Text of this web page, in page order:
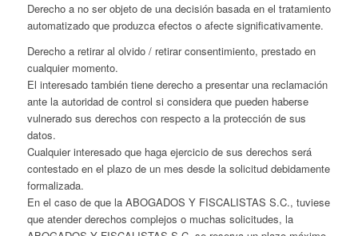
Derecho a no ser objeto de una decisión basada en el tratamiento
automatizado que produzca efectos o afecte significativamente.
Derecho a retirar al olvido / retirar consentimiento, prestado en
cualquier momento.
El interesado también tiene derecho a presentar una reclamación
ante la autoridad de control si considera que pueden haberse
vulnerado sus derechos con respecto a la protección de sus
datos.
Cualquier interesado que haga ejercicio de sus derechos será
contestado en el plazo de un mes desde la solicitud debidamente
formalizada.
En el caso de que la ABOGADOS Y FISCALISTAS S.C., tuviese
que atender derechos complejos o muchas solicitudes, la